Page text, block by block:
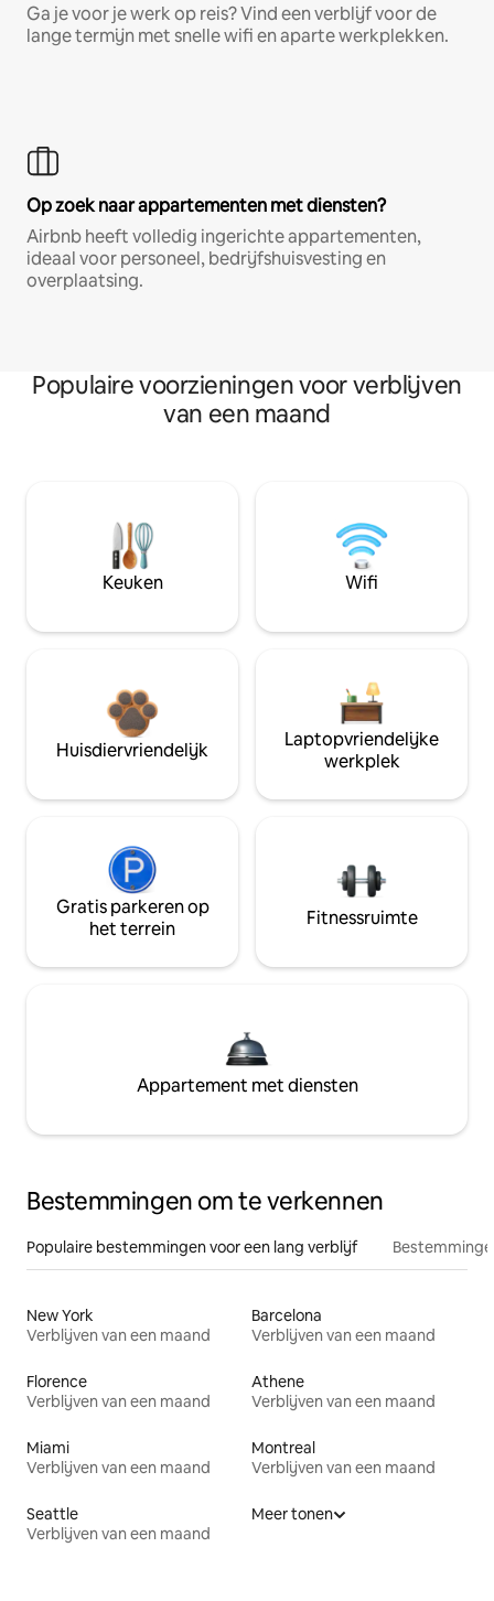
Ga je voor je werk op reis? Vind een verblijf voor de
lange termijn met snelle wifi en aparte werkplekken.
Op zoek naar appartementen met diensten?
Airbnb heeft volledig ingerichte appartementen,
ideaal voor personeel, bedrijfshuisvesting en
overplaatsing.
Populaire voorzieningen voor verblijven
van een maand
Keuken Wifi
Huisdiervriendelijk
Laptopvriendelijke
werkplek
Gratis parkeren op
het terrein
Fitnessruimte
Appartement met diensten
Bestemmingen om te verkennen
Populaire bestemmingen voor een lang verblijf
New York
Verblijven van een maand
Barcelona
Verblijven van een maand
Florence
Verblijven van een maand
Athene
Verblijven van een maand
Miami
Verblijven van een maand
Montreal
Verblijven van een maand
Seattle
Verblijven van een maand
Meer tonen